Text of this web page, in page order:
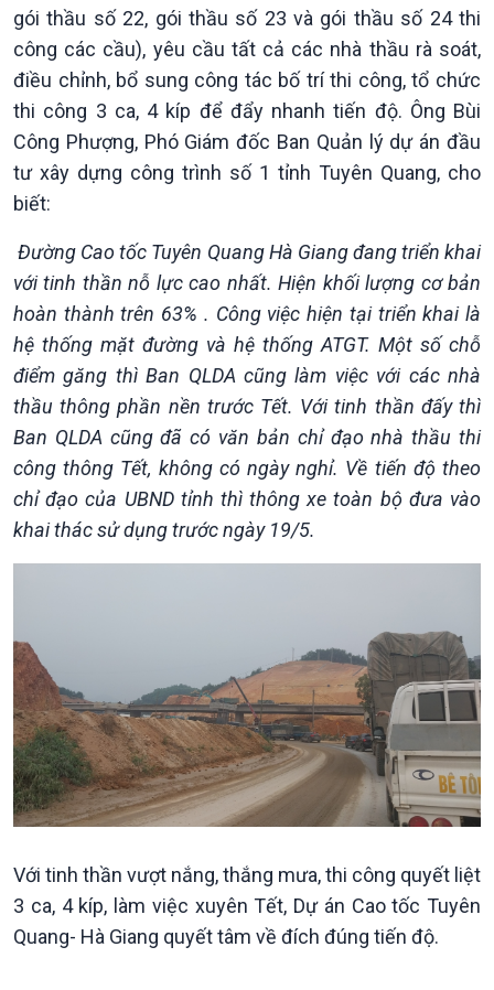
Tin Văn hoá & Du lịch
Chát với người nổi tiếng
Câu chuyện Thể thao
Ảnh
Video
Infographic
E-Magazine
Bình luận
10 phút Sự kiện - Luận bàn
Câu chuyện thời sự
Dòng chảy sự kiện
gói thầu số 22, gói thầu số 23 và gói thầu số 24 thi
công các cầu), yêu cầu tất cả các nhà thầu rà soát,
điều chỉnh, bổ sung công tác bố trí thi công, tổ chức
thi công 3 ca, 4 kíp để đẩy nhanh tiến độ. Ông Bùi
Công Phượng, Phó Giám đốc Ban Quản lý dự án đầu
tư xây dựng công trình số 1 tỉnh Tuyên Quang, cho
biết:
Đường Cao tốc Tuyên Quang Hà Giang đang triển khai
với tinh thần nỗ lực cao nhất. Hiện khối lượng cơ bản
hoàn thành trên 63% . Công việc hiện tại triển khai là
hệ thống mặt đường và hệ thống ATGT. Một số chỗ
điểm găng thì Ban QLDA cũng làm việc với các nhà
thầu thông phần nền trước Tết. Với tinh thần đấy thì
Ban QLDA cũng đã có văn bản chỉ đạo nhà thầu thi
công thông Tết, không có ngày nghỉ. Về tiến độ theo
chỉ đạo của UBND tỉnh thì thông xe toàn bộ đưa vào
khai thác sử dụng trước ngày 19/5.
Với tinh thần vượt nắng, thắng mưa, thi công quyết liệt
3 ca, 4 kíp, làm việc xuyên Tết, Dự án Cao tốc Tuyên
Quang- Hà Giang quyết tâm về đích đúng tiến độ.